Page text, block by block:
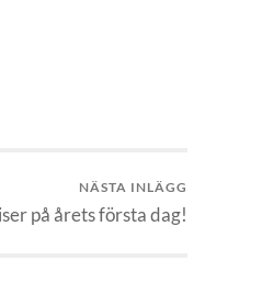
NÄSTA INLÄGG
på årets första dag!